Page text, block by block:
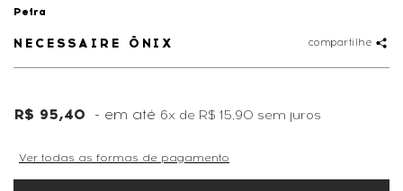
Petra
NECESSAIRE ÔNIX compartilhe
R$ 95,40 6x de R$ 15,90 sem juros
Ver todas as formas de pagamento